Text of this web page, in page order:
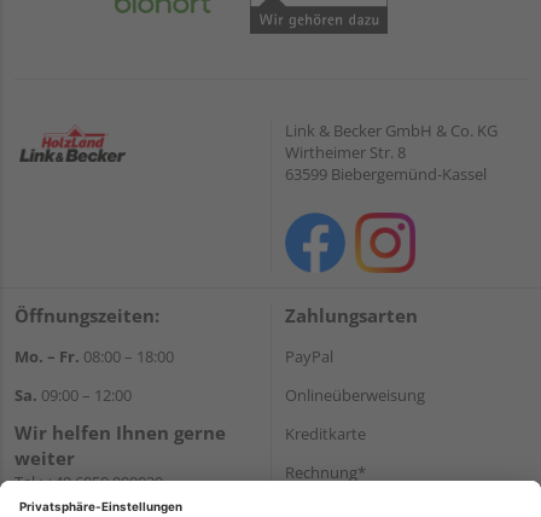
Link & Becker GmbH & Co. KG
Wirtheimer Str. 8
63599 Biebergemünd-Kassel
Öffnungszeiten:
Mo. – Fr. 08:00 – 18:00
Sa. 09:00 – 12:00
Wir helfen Ihnen gerne
weiter
Tel.:+49 6050 908030
E-Mail:shop@holzland-
Zahlungsarten
PayPal
Onlineüberweisung
Kreditkarte
Rechnung*